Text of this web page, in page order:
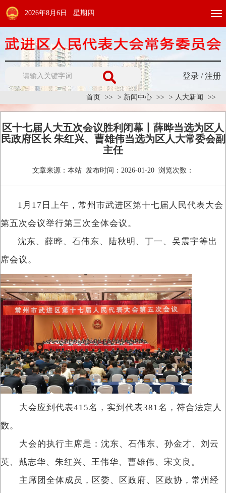
2026年8月6日 星期四
登录 /注册
首页 > 新闻中心 > 人大新闻
区十七届人大五次会议胜利闭幕丨薛晔当选为区人
民政府区长 朱红兴、曹雄伟当选为区人大常委会副
主任
文章来源： 本站 发布时间： 2026-01-20 浏览次数：
1月17日上午，常州市武进区第十七届人民代表大会
第五次会议举行第三次全体会议。
沈东、薛晔、石伟东、陆秋明、丁一、吴震宇等出
席会议。
大会应到代表415名，实到代表381名，符合法定人
数。
大会的执行主席是：沈东、石伟东、孙金才、刘云
英、戴志华、朱红兴、王伟华、曹雄伟、宋文良。
主席团全体成员，区委、区政府、区政协，常州经